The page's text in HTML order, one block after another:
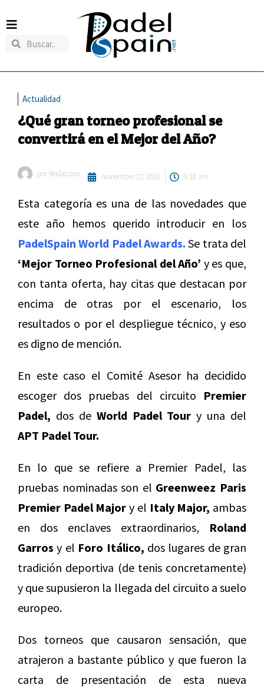
Actualidad
¿Qué gran torneo profesional se
convertirá en el Mejor del Año?
por Redaccion noviembre 22, 2022 9:10 am
Esta categoría es una de las novedades que
este año hemos querido introducir en los
PadelSpain World Padel Awards. Se trata del
‘Mejor Torneo Profesional del Año’ y es que,
con tanta oferta, hay citas que destacan por
encima de otras por el escenario, los
resultados o por el despliegue técnico, y eso
es digno de mención.
En este caso el Comité Asesor ha decidido
escoger dos pruebas del circuito Premier
Padel, dos de World Padel Tour y una del
APT Padel Tour.
En lo que se refiere a Premier Padel, las
pruebas nominadas son el Greenweez Paris
Premier Padel Major y el Italy Major, ambas
en dos enclaves extraordinarios, Roland
Garros y el Foro Itálico, dos lugares de gran
tradición deportiva (de tenis concretamente)
y que supusieron la llegada del circuito a suelo
europeo.
Dos torneos que causaron sensación, que
atrajeron a bastante público y que fueron la
carta de presentación de esta nueva